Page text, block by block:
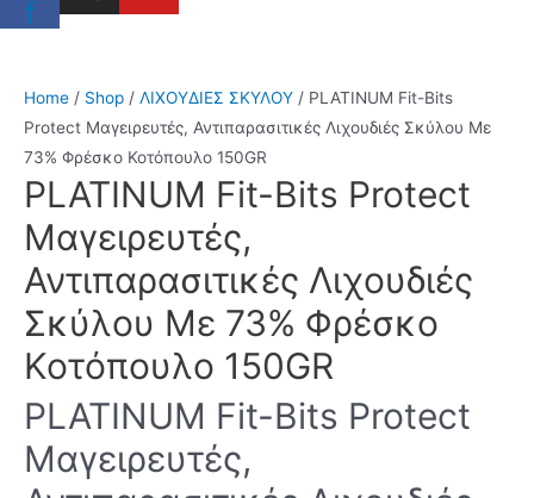
f
Home / Shop / ΛΙΧΟΥΔΙΕΣ ΣΚΥΛΟΥ / PLATINUM Fit-Bits
Protect Μαγειρευτές, Αντιπαρασιτικές Λιχουδιές Σκύλου Με
73% Φρέσκο Κοτόπουλο 150GR
PLATINUM Fit-Bits Protect
Μαγειρευτές,
Αντιπαρασιτικές Λιχουδιές
Σκύλου Με 73% Φρέσκο
Κοτόπουλο 150GR
PLATINUM Fit-Bits Protect
Μαγειρευτές,